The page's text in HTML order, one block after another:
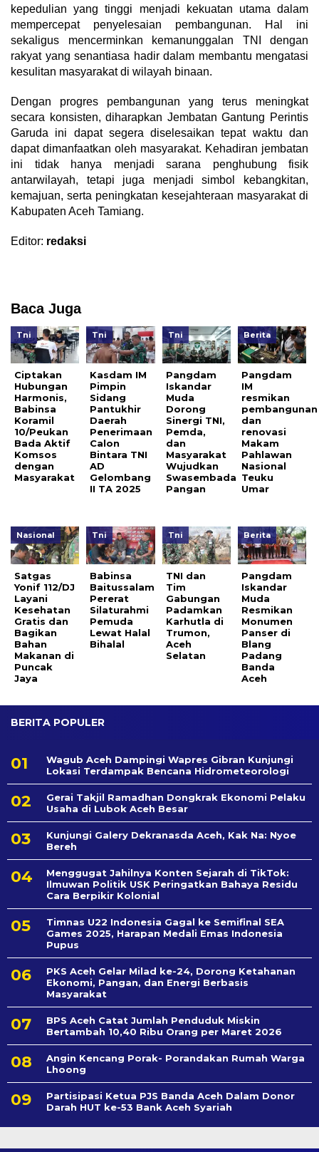
kepedulian yang tinggi menjadi kekuatan utama dalam
mempercepat penyelesaian pembangunan. Hal ini
sekaligus mencerminkan kemanunggalan TNI dengan
rakyat yang senantiasa hadir dalam membantu mengatasi
kesulitan masyarakat di wilayah binaan.
Dengan progres pembangunan yang terus meningkat
secara konsisten, diharapkan Jembatan Gantung Perintis
Garuda ini dapat segera diselesaikan tepat waktu dan
dapat dimanfaatkan oleh masyarakat. Kehadiran jembatan
ini tidak hanya menjadi sarana penghubung fisik
antarwilayah, tetapi juga menjadi simbol kebangkitan,
kemajuan, serta peningkatan kesejahteraan masyarakat di
Kabupaten Aceh Tamiang.
Editor: redaksi
Baca Juga
Tni
Ciptakan
Hubungan
Harmonis,
Babinsa
Koramil
10/Peukan
Bada Aktif
Komsos
dengan
Masyarakat
Tni
Kasdam IM
Pimpin
Sidang
Pantukhir
Daerah
Penerimaan
Calon
Bintara TNI
AD
Gelombang
II TA 2025
Tni
Pangdam
Iskandar
Muda
Dorong
Sinergi TNI,
Pemda,
dan
Masyarakat
Wujudkan
Swasembada
Pangan
Berita
Pangdam
IM
resmikan
pembangunan
dan
renovasi
Makam
Pahlawan
Nasional
Teuku
Umar
Nasional
Satgas
Yonif 112/DJ
Layani
Kesehatan
Gratis dan
Bagikan
Bahan
Makanan di
Puncak
Jaya
Tni
Babinsa
Baitussalam
Pererat
Silaturahmi
Pemuda
Lewat Halal
Bihalal
Tni
TNI dan
Tim
Gabungan
Padamkan
Karhutla di
Trumon,
Aceh
Selatan
Berita
Pangdam
Iskandar
Muda
Resmikan
Monumen
Panser di
Blang
Padang
Banda
Aceh
BERITA POPULER
Wagub Aceh Dampingi Wapres Gibran Kunjungi
Lokasi Terdampak Bencana Hidrometeorologi
Gerai Takjil Ramadhan Dongkrak Ekonomi Pelaku
Usaha di Lubok Aceh Besar
Kunjungi Galery Dekranasda Aceh, Kak Na: Nyoe
Bereh
Menggugat Jahilnya Konten Sejarah di TikTok:
Ilmuwan Politik USK Peringatkan Bahaya Residu
Cara Berpikir Kolonial
Timnas U22 Indonesia Gagal ke Semifinal SEA
Games 2025, Harapan Medali Emas Indonesia
Pupus
PKS Aceh Gelar Milad ke-24, Dorong Ketahanan
Ekonomi, Pangan, dan Energi Berbasis
Masyarakat
BPS Aceh Catat Jumlah Penduduk Miskin
Bertambah 10,40 Ribu Orang per Maret 2026
Angin Kencang Porak- Porandakan Rumah Warga
Lhoong
Partisipasi Ketua PJS Banda Aceh Dalam Donor
Darah HUT ke-53 Bank Aceh Syariah